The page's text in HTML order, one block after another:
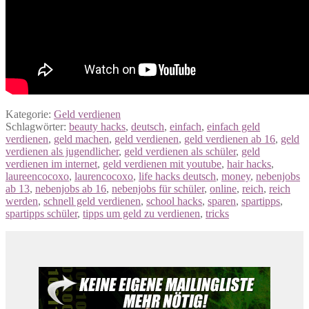
Kategorie: Geld verdienen
Schlagwörter: beauty hacks, deutsch, einfach, einfach geld
verdienen, geld machen, geld verdienen, geld verdienen ab 16, geld
verdienen als jugendlicher, geld verdienen als schüler, geld
verdienen im internet, geld verdienen mit youtube, hair hacks,
laureencocoxo, laurencocoxo, life hacks deutsch, money, nebenjobs
ab 13, nebenjobs ab 16, nebenjobs für schüler, online, reich, reich
werden, schnell geld verdienen, school hacks, sparen, spartipps,
spartipps schüler, tipps um geld zu verdienen, tricks